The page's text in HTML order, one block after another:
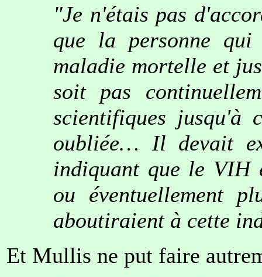
"Je n'étais pas
que la personne
maladie mortelle et
soit pas
scientifiques jusqu'à
oubliée… Il devait
indiquant que le VIH
ou éventuellement
aboutiraient à cette
Et Mullis ne put faire